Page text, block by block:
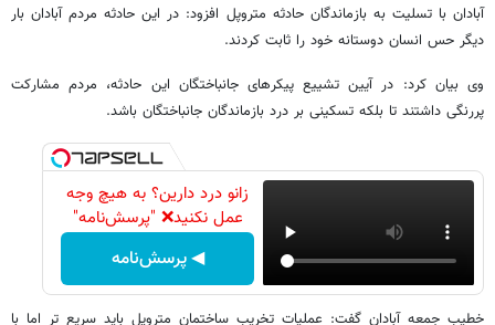
آبادان با تسلیت به بازماندگان حادثه متروپل افزود: در این حادثه مردم آبادان بار
دیگر حس انسان دوستانه خود را ثابت کردند.
وی بیان کرد: در آیین تشییع پیکرهای جانباختگان این حادثه، مردم مشارکت
پررنگی داشتند تا بلکه تسکینی بر درد بازماندگان جانباختگان باشد.
زانو درد دارین؟ به هیچ وجه
عمل نکنید❌ "پرسش‌نامه"
◀ پرسش‌نامه
خطیب جمعه آبادان گفت: عملیات تخریب ساختمان متروپل باید سریع تر اما با